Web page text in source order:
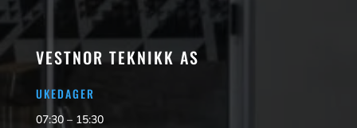
VESTNOR TEKNIKK AS
UKEDAGER
07:30 – 15:30